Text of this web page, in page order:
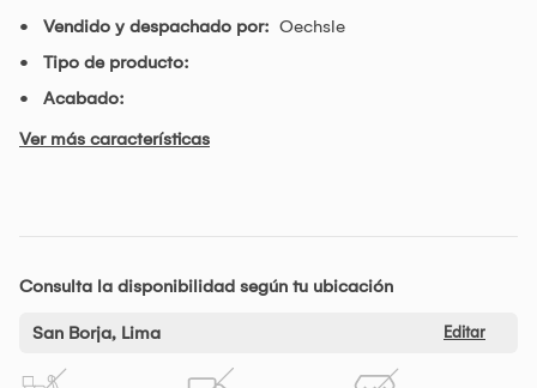
Vendido y despachado por: Oechsle
Tipo de producto:
Acabado:
Ver más características
Consulta la disponibilidad según tu ubicación
San Borja, Lima Editar